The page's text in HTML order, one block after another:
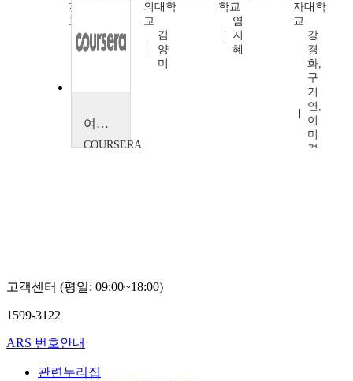
자대학
교
김
지
의대학
교
김
양
미
학교
염
지
혜
자대학
교
강
경
화,
구
기
연,
이
미
경,
여성 리더: 긍정적 변화를 가져오다
COURSERA
고객센터 (평일: 09:00~18:00)
1599-3122
ARS 번호안내
관련누리집